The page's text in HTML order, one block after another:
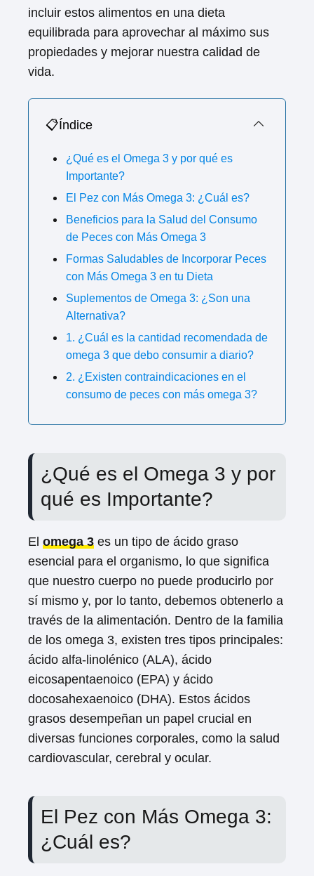
incluir estos alimentos en una dieta
equilibrada para aprovechar al máximo sus
propiedades y mejorar nuestra calidad de
vida.
📋Índice
¿Qué es el Omega 3 y por qué es
Importante?
El Pez con Más Omega 3: ¿Cuál es?
Beneficios para la Salud del Consumo
de Peces con Más Omega 3
Formas Saludables de Incorporar Peces
con Más Omega 3 en tu Dieta
Suplementos de Omega 3: ¿Son una
Alternativa?
1. ¿Cuál es la cantidad recomendada de
omega 3 que debo consumir a diario?
2. ¿Existen contraindicaciones en el
consumo de peces con más omega 3?
¿Qué es el Omega 3 y por
qué es Importante?
El omega 3 es un tipo de ácido graso
esencial para el organismo, lo que significa
que nuestro cuerpo no puede producirlo por
sí mismo y, por lo tanto, debemos obtenerlo a
través de la alimentación. Dentro de la familia
de los omega 3, existen tres tipos principales:
ácido alfa-linolénico (ALA), ácido
eicosapentaenoico (EPA) y ácido
docosahexaenoico (DHA). Estos ácidos
grasos desempeñan un papel crucial en
diversas funciones corporales, como la salud
cardiovascular, cerebral y ocular.
El Pez con Más Omega 3:
¿Cuál es?